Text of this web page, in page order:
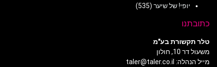
יופי! של שיער (535)
כתובתנו
טלר תקשורת בע"מ
משעול דר 10, חולון
מייל הנהלה: taler@taler.co.il